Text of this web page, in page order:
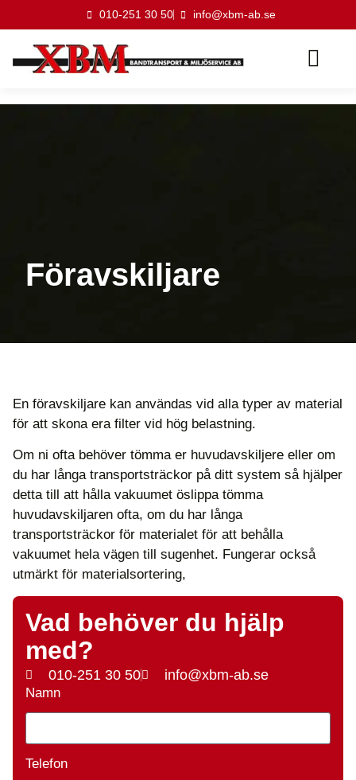
010-251 30 50 info@xbm-ab.se
Föravskiljare
En föravskiljare kan användas vid alla typer av material
för att skona era filter vid hög belastning.
Om ni ofta behöver tömma er huvudavskiljere eller om
du har långa transportsträckor på ditt system så hjälper
detta till att hålla vakuumet öslippa tömma
huvudavskiljaren ofta, om du har långa
transportsträckor för materialet för att behålla
vakuumet hela vägen till sugenhet. Fungerar också
utmärkt för materialsortering,
Vad behöver du hjälp
med?
010-251 30 50 info@xbm-ab.se
Namn
Telefon